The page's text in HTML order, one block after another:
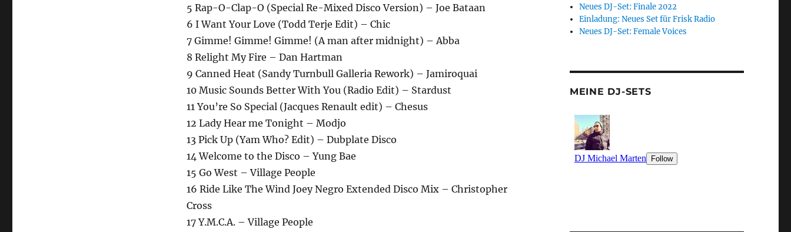
5 Rap-O-Clap-O (Special Re-Mixed Disco Version) – Joe Bataan
6 I Want Your Love (Todd Terje Edit) – Chic
7 Gimme! Gimme! Gimme! (A man after midnight) – Abba
8 Relight My Fire – Dan Hartman
9 Canned Heat (Sandy Turnbull Galleria Rework) – Jamiroquai
10 Music Sounds Better With You (Radio Edit) – Stardust
11 You’re So Special (Jacques Renault edit) – Chesus
12 Lady Hear me Tonight – Modjo
13 Pick Up (Yam Who? Edit) – Dubplate Disco
14 Welcome to the Disco – Yung Bae
15 Go West – Village People
16 Ride Like The Wind Joey Negro Extended Disco Mix – Christopher
Cross
17 Y.M.C.A. – Village People
Neues DJ-Set: Finale 2022
Einladung: Neues Set für Frisk Radio
Neues DJ-Set: Female Voices
MEINE DJ-SETS